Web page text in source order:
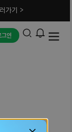
가기 >
그인